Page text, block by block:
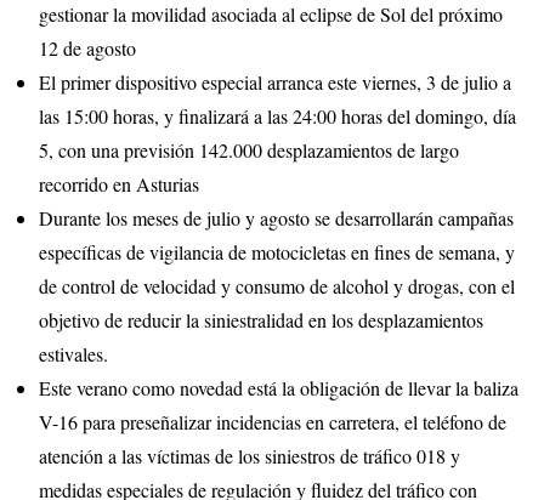
gestionar la movilidad asociada al eclipse de Sol del próximo
12 de agosto
El primer dispositivo especial arranca este viernes, 3 de julio a
las 15:00 horas, y finalizará a las 24:00 horas del domingo, día
5, con una previsión 142.000 desplazamientos de largo
recorrido en Asturias
Durante los meses de julio y agosto se desarrollarán campañas
específicas de vigilancia de motocicletas en fines de semana, y
de control de velocidad y consumo de alcohol y drogas, con el
objetivo de reducir la siniestralidad en los desplazamientos
estivales.
Este verano como novedad está la obligación de llevar la baliza
V-16 para preseñalizar incidencias en carretera, el teléfono de
atención a las víctimas de los siniestros de tráfico 018 y
medidas especiales de regulación y fluidez del tráfico con